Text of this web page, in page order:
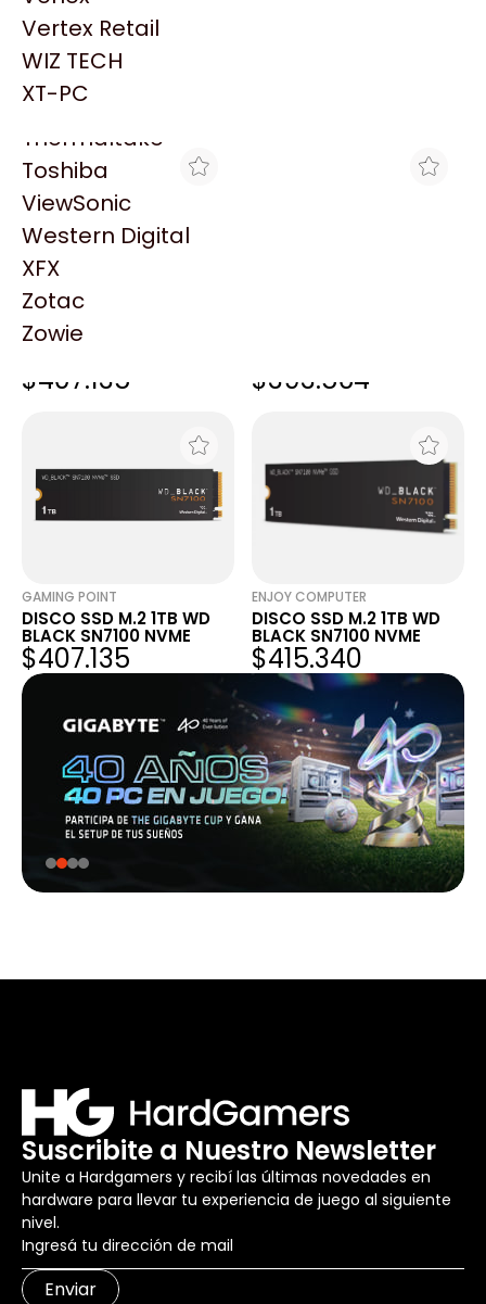
Sapphire
Seagate
Sentey
Solarmax
Thermaltake
Toshiba
ViewSonic
Western Digital
XFX
Zotac
Zowie
Vertex Retail
WIZ TECH
XT-PC
CROSSHAIR GAMING
DISCO SSD M.2 1TB WD
$389.086
DISCO SSD M.2 1TB WD
$407.135 $393.564
GAMING POINT
DISCO SSD M.2 1TB WD
BLACK SN7100 NVME
$407.135
ENJOY COMPUTER
DISCO SSD M.2 1TB WD
BLACK SN7100 NVME
$415.340
Suscribite a Nuestro Newsletter
Unite a Hardgamers y recibí las últimas novedades en
hardware para llevar tu experiencia de juego al siguiente
nivel.
Enviar